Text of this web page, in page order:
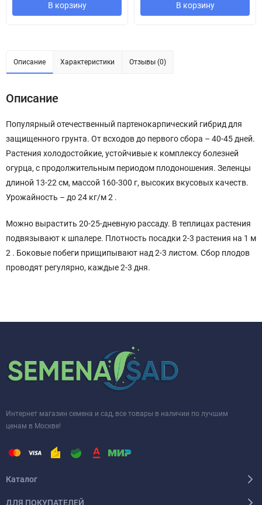
В корзину В корзину
Описание Характеристики Отзывы (0)
Описание
Популярный отечественный партенокарпический гибрид для
защищенного грунта. От всходов до первого сбора – 40-45 дней.
Растения холодостойкие, устойчивые к комплексу болезней
огурца, с продолжительным периодом плодоношения. Зеленцы
длиной 13-22 см, массой 160-300 г, высоких вкусовых качеств.
Урожайность – до 24 кг/м 2 .
Можно вырастить 20-25-дневную рассаду. В теплицах растения
подвязывают к шпалере. Плотность посадки 2-3 растения на 1 м
2 . Боковые побеги прищипывают над 2-3 листом. Сбор плодов
проводят регулярно, каждые 2-3 дня.
Интернет магазин семена и сад, все товары в наличии по лучшим
ценам в Москве!
Каталог
ДЛЯ ПОКУПАТЕЛЕЙ